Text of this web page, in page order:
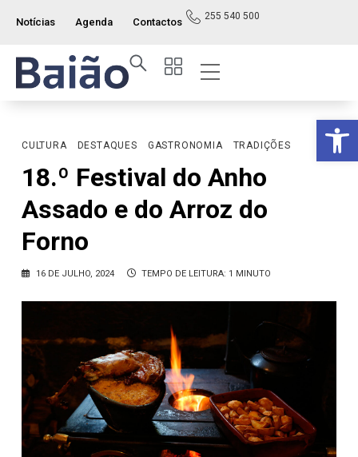
Notícias Agenda Contactos 255 540 500
CULTURA DESTAQUES GASTRONOMIA TRADIÇÕES
18.º Festival do Anho
Assado e do Arroz do
Forno
16 DE JULHO, 2024 TEMPO DE LEITURA: 1 MINUTO